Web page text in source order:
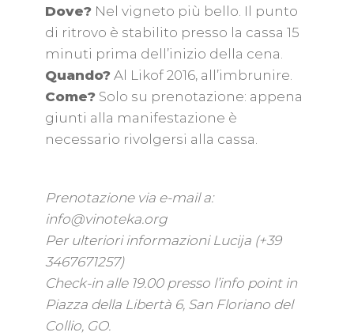
Dove?Nel vigneto più bello. Il punto
di ritrovo è stabilito presso la cassa 15
minuti prima dell’inizio della cena.
Quando?Al Likof 2016, all’imbrunire.
Come?Solo su prenotazione: appena
giunti alla manifestazione è
necessario rivolgersi alla cassa.
Prenotazione via e-mail a:
info@vinoteka.org
Per ulteriori informazioni Lucija (+39
3467671257)
Check-in alle 19.00 presso l’info point in
Piazza della Libertà 6, San Floriano del
Collio, GO.